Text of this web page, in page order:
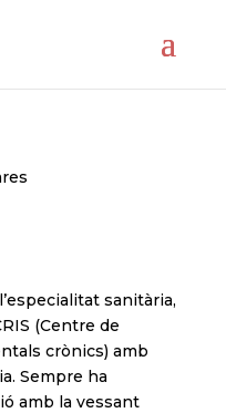
sanitària,
(Centre de
crònics) amb
Sempre ha
amb la vessant